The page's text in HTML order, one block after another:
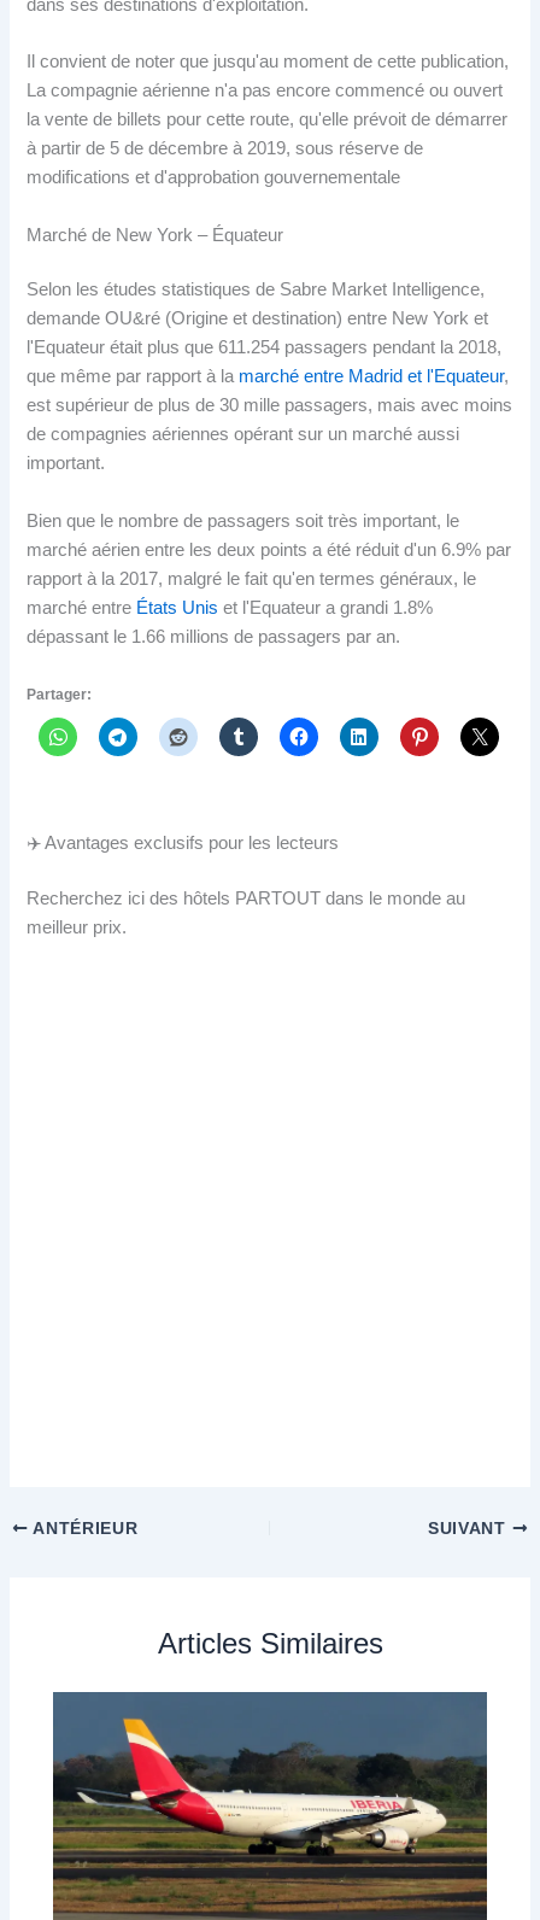
dans ses destinations d'exploitation.
Il convient de noter que jusqu'au moment de cette publication,
La compagnie aérienne n'a pas encore commencé ou ouvert
la vente de billets pour cette route, qu'elle prévoit de démarrer
à partir de 5 de décembre à 2019, sous réserve de
modifications et d'approbation gouvernementale
Marché de New York – Équateur
Selon les études statistiques de Sabre Market Intelligence,
demande OU&ré (Origine et destination) entre New York et
l'Equateur était plus que 611.254 passagers pendant la 2018,
que même par rapport à la marché entre Madrid et l'Equateur,
est supérieur de plus de 30 mille passagers, mais avec moins
de compagnies aériennes opérant sur un marché aussi
important.
Bien que le nombre de passagers soit très important, le
marché aérien entre les deux points a été réduit d'un 6.9% par
rapport à la 2017, malgré le fait qu'en termes généraux, le
marché entre États Unis et l'Equateur a grandi 1.8%
dépassant le 1.66 millions de passagers par an.
Partager:
✈️ Avantages exclusifs pour les lecteurs
Recherchez ici des hôtels PARTOUT dans le monde au
meilleur prix.
ANTÉRIEUR SUIVANT
Articles Similaires